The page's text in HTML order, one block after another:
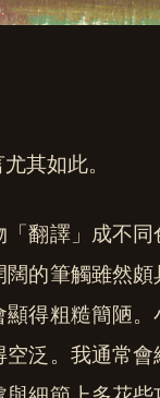
其如此。
翻譯」成不
的筆觸雖然
得粗糙簡陋
泛。我通常